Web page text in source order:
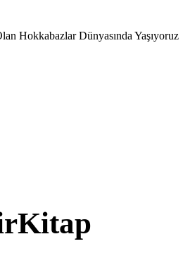
Hokkabazlar Dünyasında Yaşıyoruz